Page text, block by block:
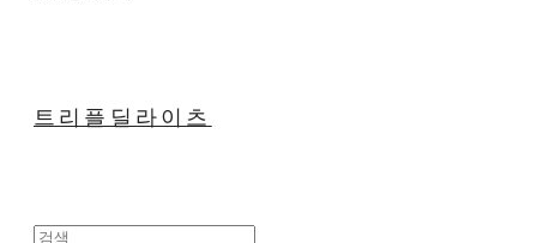
트리플딜라이츠